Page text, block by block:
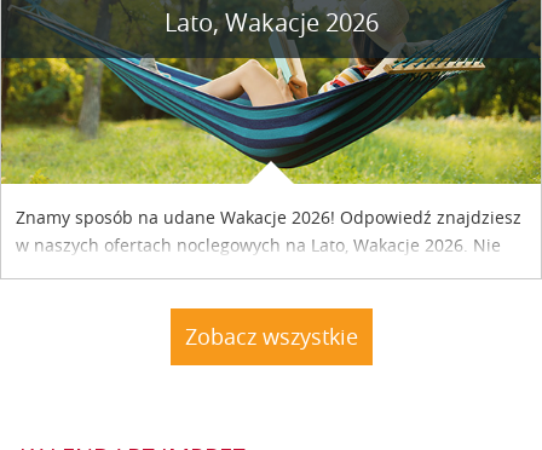
Lato, Wakacje 2026
Znamy sposób na udane Wakacje 2026! Odpowiedź znajdziesz
w naszych ofertach noclegowych na Lato, Wakacje 2026. Nie
zwlekaj atrakcyjne noclegi czekają...
Zobacz wszystkie